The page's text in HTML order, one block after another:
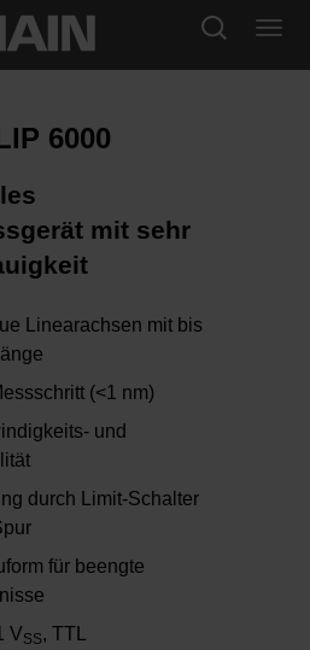
6000
mit sehr
Linearachsen mit bis
(<1 nm)
und
durch Limit-Schalter
für beengte
VSS, TTL